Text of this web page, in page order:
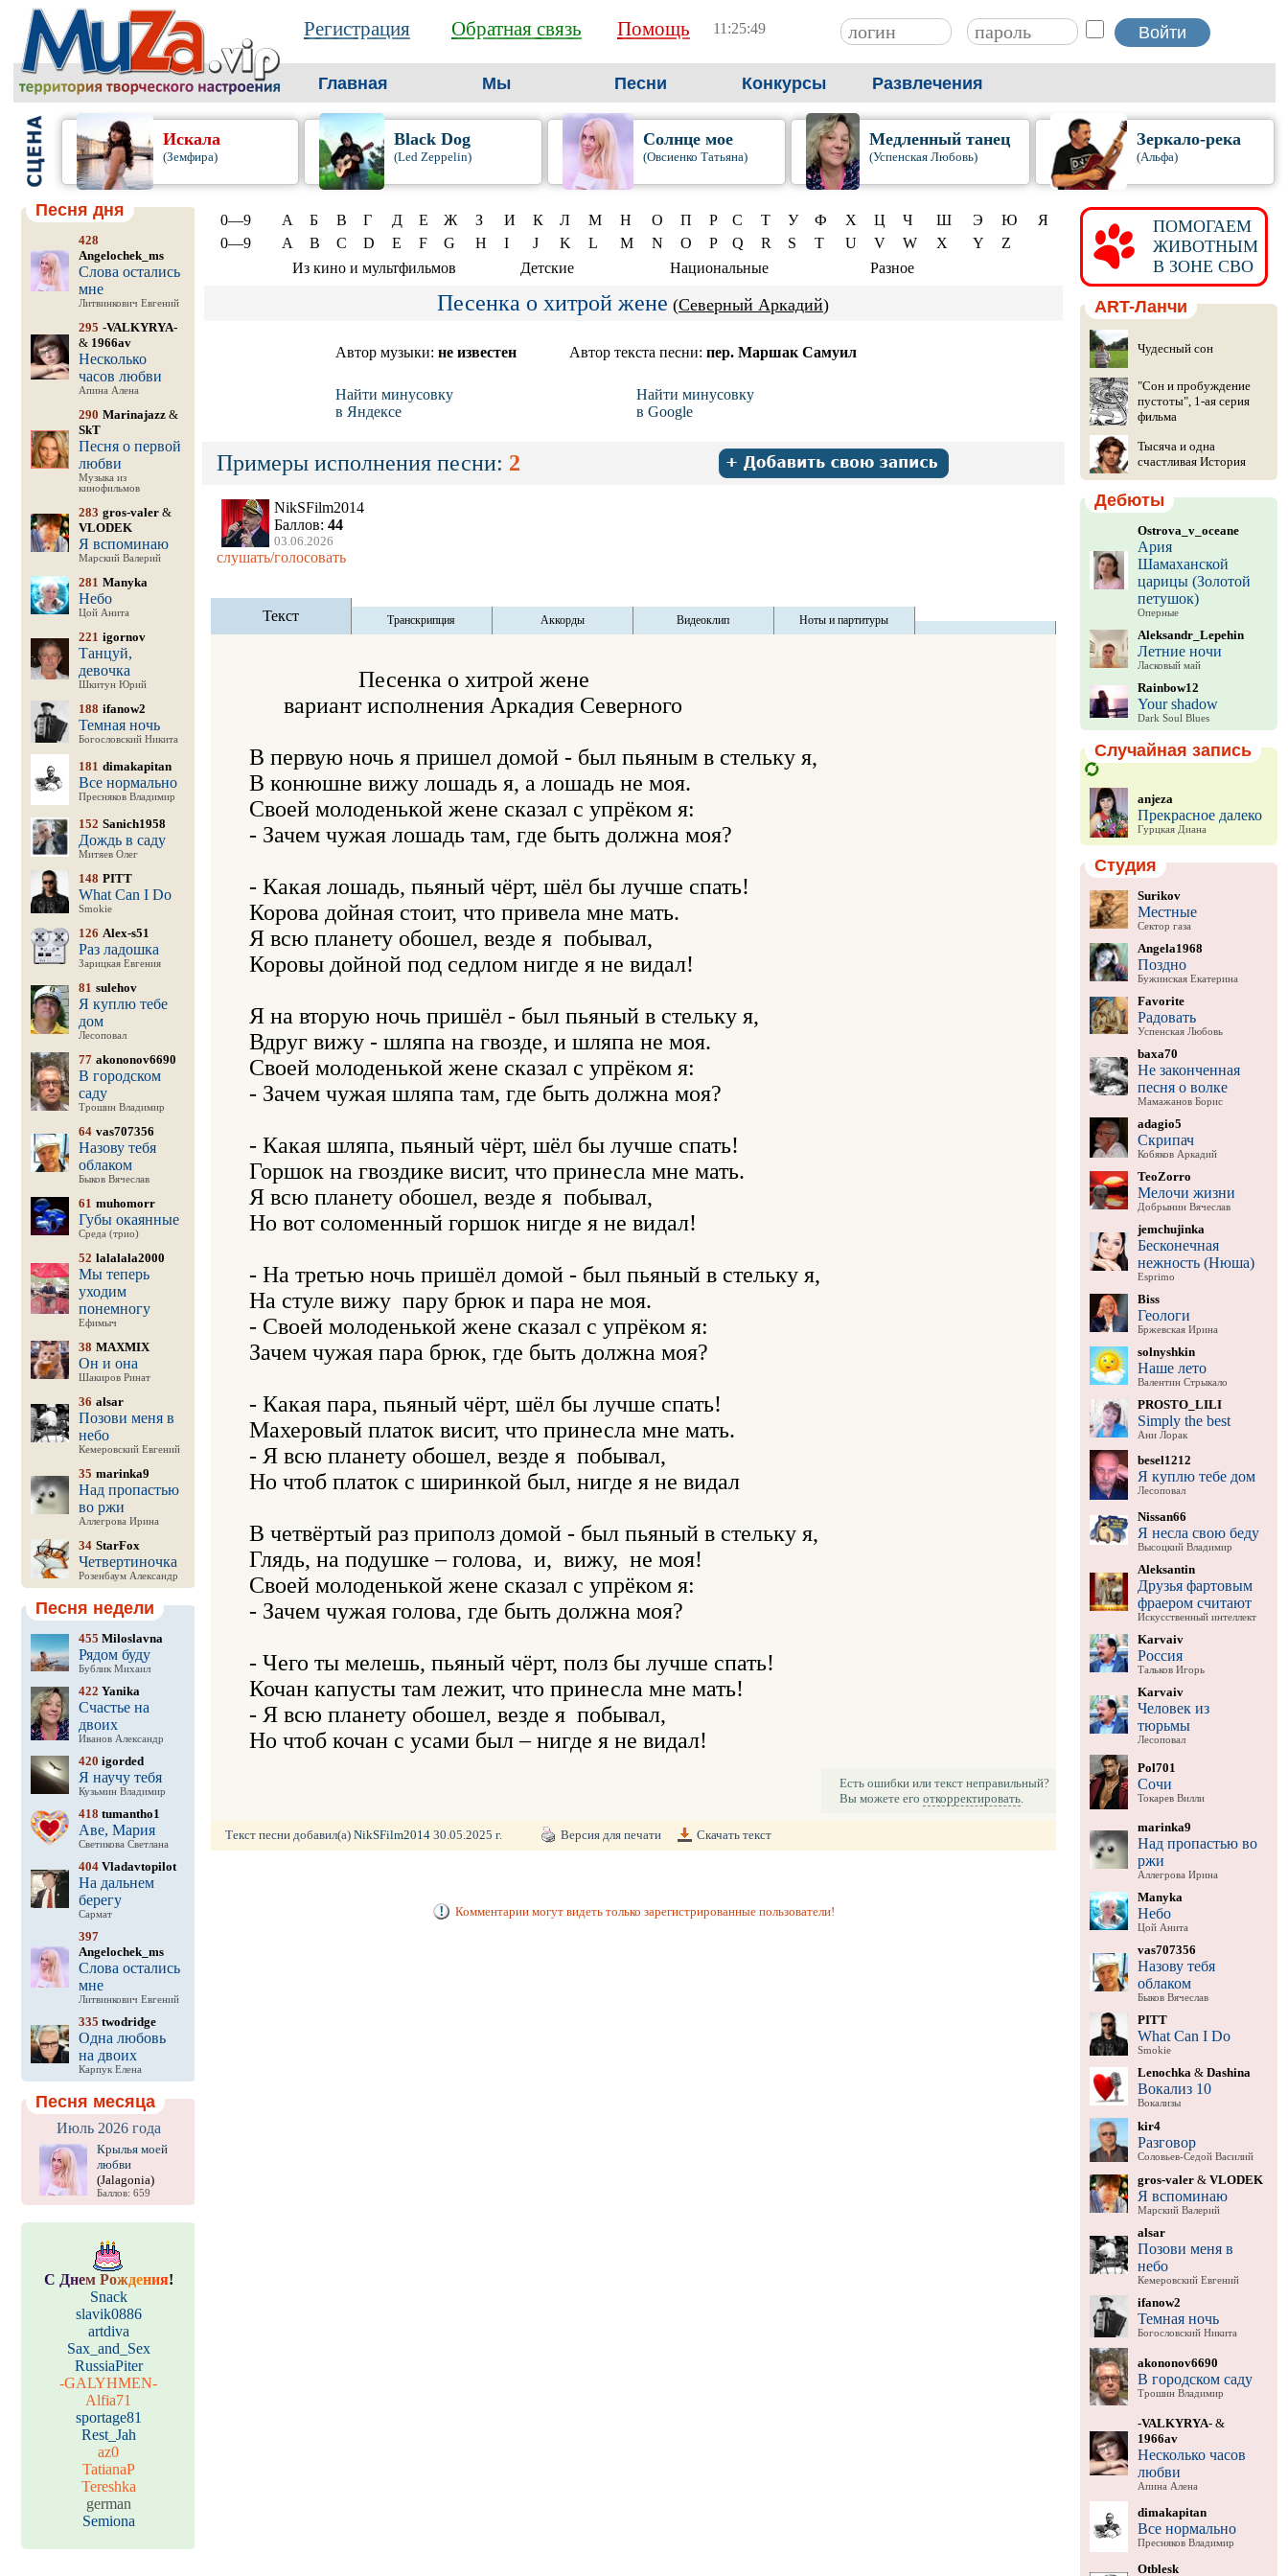
Регистрация Обратная связь Помощь 11:25:50
Главная Мы Песни Конкурсы Развлечения
Искала
(Земфира)
Black Dog
(Led Zeppelin)
Солнце мое
(Овсиенко Татьяна)
Медленный танец
(Успенская Любовь)
Зеркало-река
(Альфа)
Песня дня
428
Angelochek_ms
Слова остались
мне
Литвинкович Евгений
295 -VALKYRYA-
& 1966av
Несколько
часов любви
Апина Алена
290 Marinajazz&
SkT
Песня о первой
любви
Музыка из
кинофильмов
283 gros-valer&
VLODEK
Я вспоминаю
Марский Валерий
281 Manyka
Небо
Цой Анита
221 igornov
Танцуй,
девочка
Шкитун Юрий
188 ifanow2
Темная ночь
Богословский Никита
181 dimakapitan
Все нормально
Пресняков Владимир
152 Sanich1958
Дождь в саду
Митяев Олег
148 PITT
What Can I Do
Smokie
126 Alex-s51
Раз ладошка
Зарицкая Евгения
81 sulehov
Я куплю тебе
дом
Лесоповал
77 akononov6690
В городском
саду
Трошин Владимир
64 vas707356
Назову тебя
облаком
Быков Вячеслав
61 muhomorr
Губы окаянные
Среда (трио)
52 lalalala2000
Мы теперь
уходим
понемногу
Ефимыч
38 MAXMIX
Он и она
Шакиров Ринат
36 alsar
Позови меня в
небо
Кемеровский Евгений
35 marinka9
Над пропастью
во ржи
Аллегрова Ирина
34 StarFox
Четвертиночка
Розенбаум Александр
Песня недели
455 Miloslavna
Рядом буду
Бублик Михаил
422 Yanika
Счастье на
двоих
Иванов Александр
420 igorded
Я научу тебя
Кузьмин Владимир
418 tumantho1
Аве, Мария
Светикова Светлана
404Vladavtopilot
На дальнем
берегу
Сармат
397
Angelochek_ms
Слова остались
мне
Литвинкович Евгений
335 twodridge
Одна любовь
на двоих
Карпук Елена
Песня месяца
Июль 2026 года
Крылья моей
любви
(Jalagonia)
Баллов: 659
С Днем Рождения!
Snack
slavik0886
artdiva
Sax_and_Sex
RussiaPiter
-GALYHMEN-
Alfia71
sportage81
Rest_Jah
az0
TatianaP
Tereshka
german
Semiona
0—9 А Б В Г Д Е Ж З И К Л М Н О П Р С Т У Ф Х Ц Ч Ш Э Ю
Я
0—9
A B C D E F G H I J K L M N O P Q R S T U V W X Y
Z
Из кино и мультфильмов
Детские Национальные Разное
Песенка о хитрой жене (Северный Аркадий)
Автор музыки: не известен Автор текста песни: пер. Маршак Самуил
Найти минусовку
в Яндексе
Найти минусовку
в Google
Примеры исполнения песни: 2
NikSFilm2014
Баллов: 44
03.06.2026
слушать/голосовать
Текст Транскрипция Аккорды Видеоклип Ноты и партитуры
                   Песенка о хитрой жене
      вариант исполнения Аркадия Северного
В первую ночь я пришел домой - был пьяным в стельку я,
В конюшне вижу лошадь я, а лошадь не моя.
Своей молоденькой жене сказал с упрёком я:
- Зачем чужая лошадь там, где быть должна моя?
- Какая лошадь, пьяный чёрт, шёл бы лучше спать!
Корова дойная стоит, что привела мне мать.
Я всю планету обошел, везде я  побывал,
Коровы дойной под седлом нигде я не видал!
Я на вторую ночь пришёл - был пьяный в стельку я,
Вдруг вижу - шляпа на гвозде, и шляпа не моя.
Своей молоденькой жене сказал с упрёком я:
- Зачем чужая шляпа там, где быть должна моя?
- Какая шляпа, пьяный чёрт, шёл бы лучше спать!
Горшок на гвоздике висит, что принесла мне мать.
Я всю планету обошел, везде я  побывал,
Но вот соломенный горшок нигде я не видал!
- На третью ночь пришёл домой - был пьяный в стельку я,
На стуле вижу  пару брюк и пара не моя.
- Своей молоденькой жене сказал с упрёком я:
Зачем чужая пара брюк, где быть должна моя?
- Какая пара, пьяный чёрт, шёл бы лучше спать!
Махеровый платок висит, что принесла мне мать.
- Я всю планету обошел, везде я  побывал,
Но чтоб платок с ширинкой был, нигде я не видал
В четвёртый раз приполз домой - был пьяный в стельку я,
Глядь, на подушке – голова,  и,  вижу,  не моя!
Своей молоденькой жене сказал с упрёком я:
- Зачем чужая голова, где быть должна моя?
- Чего ты мелешь, пьяный чёрт, полз бы лучше спать!
Кочан капусты там лежит, что принесла мне мать!
- Я всю планету обошел, везде я  побывал,
Есть ошибки или текст неправильный?
Вы можете его откорректировать.
Текст песни добавил(а) NikSFilm201430.05.2025 г. Версия для печати Скачать текст
Комментарии могут видеть только зарегистрированные пользователи!
ПОМОГАЕМ
ЖИВОТНЫМ
В ЗОНЕ СВО
ART-Ланчи
Чудесный сон
"Сон и пробуждение
пустоты", 1-ая серия
фильма
Тысяча и одна
счастливая История
Дебюты
Ostrova_v_oceane
Ария
Шамаханской
царицы (Золотой
петушок)
Оперные
Aleksandr_Lepehin
Летние ночи
Ласковый май
Rainbow12
Your shadow
Dark Soul Blues
Случайная запись
anjeza
Прекрасное далеко
Гурцкая Диана
Студия
Surikov
Местные
Сектор газа
Angela1968
Поздно
Бужинская Екатерина
Favorite
Радовать
Успенская Любовь
baxa70
Не законченная
песня о волке
Мамажанов Борис
adagio5
Скрипач
Кобяков Аркадий
TeoZorro
Мелочи жизни
Добрынин Вячеслав
jemchujinka
Бесконечная
нежность (Нюша)
Esprimo
Biss
Геологи
Бржевская Ирина
solnyshkin
Наше лето
Валентин Стрыкало
PROSTO_LILI
Simply the best
Ани Лорак
besel1212
Я куплю тебе дом
Лесоповал
Nissan66
Я несла свою беду
Высоцкий Владимир
Aleksantin
Друзья фартовым
фраером считают
Искусственный интеллект
Karvaiv
Россия
Тальков Игорь
Karvaiv
Человек из
тюрьмы
Лесоповал
Pol701
Сочи
Токарев Вилли
marinka9
Над пропастью во
ржи
Аллегрова Ирина
Manyka
Небо
Цой Анита
vas707356
Назову тебя
облаком
Быков Вячеслав
PITT
What Can I Do
Smokie
Lenochka & Dashina
Вокализ 10
Вокализы
kir4
Разговор
Соловьев-Седой Василий
gros-valer& VLODEK
Я вспоминаю
Марский Валерий
alsar
Позови меня в
небо
Кемеровский Евгений
ifanow2
Темная ночь
Богословский Никита
akononov6690
В городском саду
Трошин Владимир
-VALKYRYA-&
1966av
Несколько часов
любви
Апина Алена
dimakapitan
Все нормально
Пресняков Владимир
Otblesk